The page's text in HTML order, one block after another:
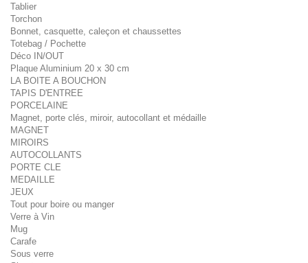
Tablier
Torchon
Bonnet, casquette, caleçon et chaussettes
Totebag / Pochette
Déco IN/OUT
Plaque Aluminium 20 x 30 cm
LA BOITE A BOUCHON
TAPIS D'ENTREE
PORCELAINE
Magnet, porte clés, miroir, autocollant et médaille
MAGNET
MIROIRS
AUTOCOLLANTS
PORTE CLE
MEDAILLE
JEUX
Tout pour boire ou manger
Verre à Vin
Mug
Carafe
Sous verre